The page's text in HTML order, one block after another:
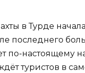
в Турде
последнего
по-настоящему
туристов в